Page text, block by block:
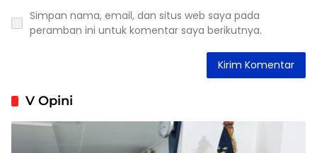
Simpan nama, email, dan situs web saya pada
peramban ini untuk komentar saya berikutnya.
V Opini